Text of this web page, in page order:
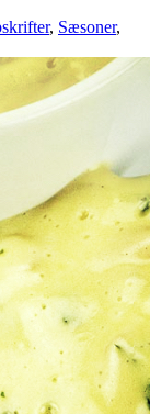
, Sæsoner,